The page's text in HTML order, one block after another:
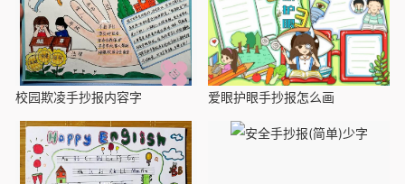
校园欺凌手抄报内容字 爱眼护眼手抄报怎么画